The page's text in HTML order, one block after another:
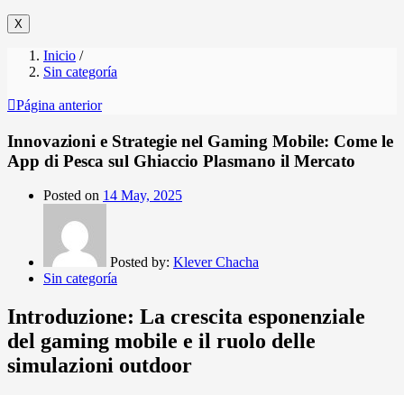
X
Inicio /
Sin categoría
Página anterior
Innovazioni e Strategie nel Gaming Mobile: Come le
App di Pesca sul Ghiaccio Plasmano il Mercato
Posted on 14 May, 2025
Posted by: Klever Chacha
Sin categoría
Introduzione: La crescita esponenziale
del gaming mobile e il ruolo delle
simulazioni outdoor